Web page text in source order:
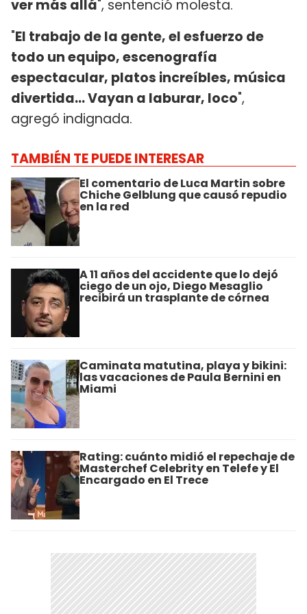
ver más allá", sentenció molesta.
"El trabajo de la gente, el esfuerzo de
todo un equipo, escenografía
espectacular, platos increíbles, música
divertida... Vayan a laburar, loco",
agregó indignada.
TAMBIÉN TE PUEDE INTERESAR
El comentario de Luca Martin sobre
Chiche Gelblung que causó repudio
en la red
A 11 años del accidente que lo dejó
ciego de un ojo, Diego Mesaglio
recibirá un trasplante de córnea
Caminata matutina, playa y bikini:
las vacaciones de Paula Bernini en
Miami
Rating: cuánto midió el repechaje de
Masterchef Celebrity en Telefe y El
Encargado en El Trece